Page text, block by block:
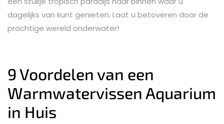
dagelijks van kunt genieten. Laat u betoveren door de
prachtige wereld onderwater!
9 Voordelen van een
Warmwatervissen Aquarium
in Huis